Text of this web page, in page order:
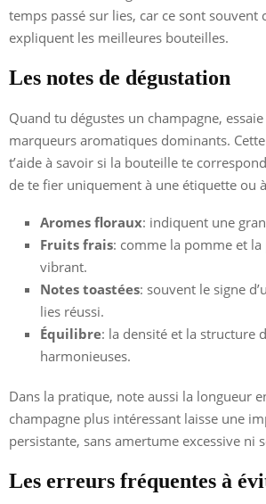
temps passé sur lies, car ce sont souvent
expliquent les meilleures bouteilles.
Les notes de dégustation
Quand tu dégustes un champagne,
marqueurs aromatiques dominants.
t’aide à savoir si la bouteille te
de te fier uniquement à une étiquette ou
Aromes floraux: indiquent une
Fruits frais: comme la pomme et
vibrant.
Notes toastées: souvent le signe
lies réussi.
Équilibre: la densité et la structure
harmonieuses.
Dans la pratique, note aussi la longueur
champagne plus intéressant laisse une
persistante, sans amertume excessive ni
Les erreurs fréquentes à